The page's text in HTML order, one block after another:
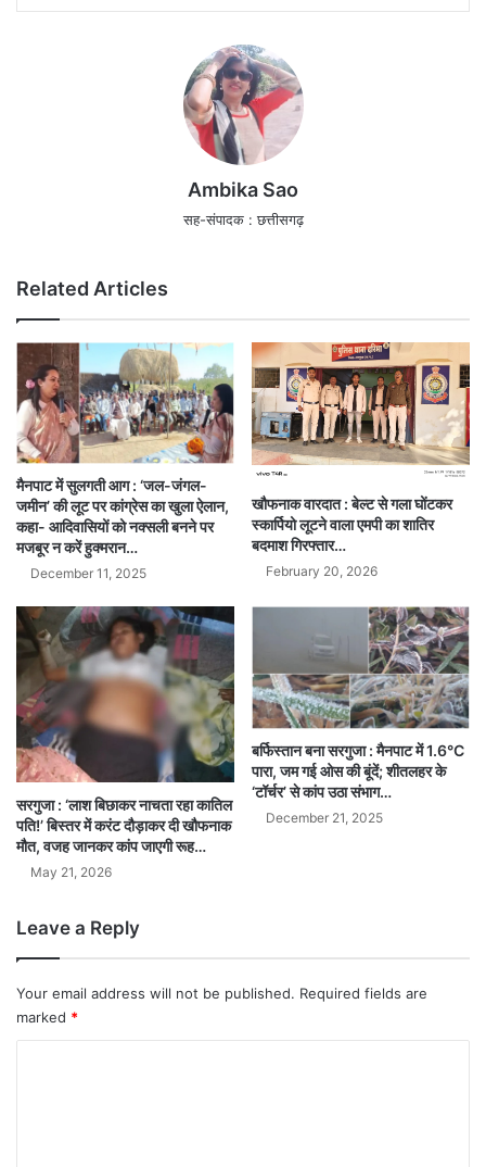
Ambika Sao
सह-संपादक : छत्तीसगढ़
Related Articles
मैनपाट में सुलगती आग : ‘जल-जंगल-
जमीन’ की लूट पर कांग्रेस का खुला ऐलान,
कहा- आदिवासियों को नक्सली बनने पर
मजबूर न करें हुक्मरान…
December 11, 2025
खौफनाक वारदात : बेल्ट से गला घोंटकर
स्कार्पियो लूटने वाला एमपी का शातिर
बदमाश गिरफ्तार…
February 20, 2026
सरगुजा : ‘लाश बिछाकर नाचता रहा कातिल
पति!’ बिस्तर में करंट दौड़ाकर दी खौफनाक
मौत, वजह जानकर कांप जाएगी रूह…
May 21, 2026
बर्फिस्तान बना सरगुजा : मैनपाट में 1.6°C
पारा, जम गई ओस की बूंदें; शीतलहर के
‘टॉर्चर’ से कांप उठा संभाग…
December 21, 2025
Leave a Reply
Your email address will not be published. Required fields are
marked *